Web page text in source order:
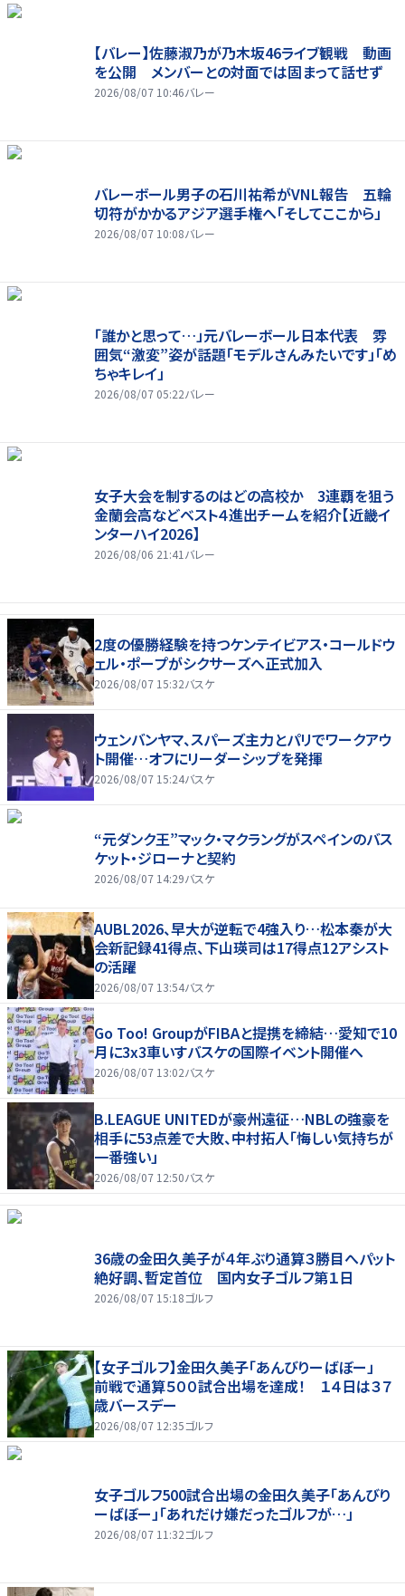
【バレー】佐藤淑乃が乃木坂46ライブ観戦 動画
を公開 メンバーとの対面では固まって話せず
2026/08/07 10:46バレー
バレーボール男子の石川祐希がVNL報告 五輪
切符がかかるアジア選手権へ「そしてここから」
2026/08/07 10:08バレー
「誰かと思って…」元バレーボール日本代表 雰
囲気“激変”姿が話題「モデルさんみたいです」「め
ちゃキレイ」
2026/08/07 05:22バレー
女子大会を制するのはどの高校か 3連覇を狙う
金蘭会高などベスト４進出チームを紹介【近畿イ
ンターハイ2026】
2026/08/06 21:41 バレー
2度の優勝経験を持つケンテイビアス・コールドウ
ェル・ポープがシクサーズへ正式加入
2026/08/07 15:32バスケ
ウェンバンヤマ、スパーズ主力とパリでワークアウ
ト開催…オフにリーダーシップを発揮
2026/08/07 15:24バスケ
“元ダンク王”マック・マクラングがスペインのバス
ケット・ジローナと契約
2026/08/07 14:29バスケ
AUBL2026、早大が逆転で4強入り…松本秦が大
会新記録41得点、下山瑛司は17得点12アシスト
の活躍
2026/08/07 13:54バスケ
Go Too! GroupがFIBAと提携を締結…愛知で10
月に3x3車いすバスケの国際イベント開催へ
2026/08/07 13:02バスケ
B.LEAGUE UNITEDが豪州遠征…NBLの強豪を
相手に53点差で大敗、中村拓人「悔しい気持ちが
一番強い」
2026/08/07 12:50バスケ
36歳の金田久美子が４年ぶり通算３勝目へパット
絶好調、暫定首位 国内女子ゴルフ第１日
2026/08/07 15:18ゴルフ
【女子ゴルフ】金田久美子「あんびりーばぼー」
前戦で通算５００試合出場を達成！ １４日は３７
歳バースデー
2026/08/07 12:35ゴルフ
女子ゴルフ500試合出場の金田久美子「あんびり
ーばぼー」「あれだけ嫌だったゴルフが…」
2026/08/07 11:32ゴルフ